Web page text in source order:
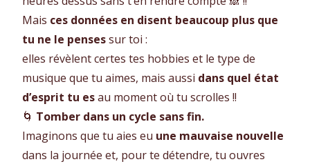
Mais ces données en disent beaucoup plus que
tu ne le pensessur toi :
elles révèlent certes tes hobbies et le type de
musique que tu aimes, mais aussi dans quel état
d’esprit tu esau moment où tu scrolles !!
🌀 Tomber dans un cycle sans fin.
Imaginons que tu aies eu une mauvaise nouvelle
dans la journée et, pour te détendre, tu ouvres